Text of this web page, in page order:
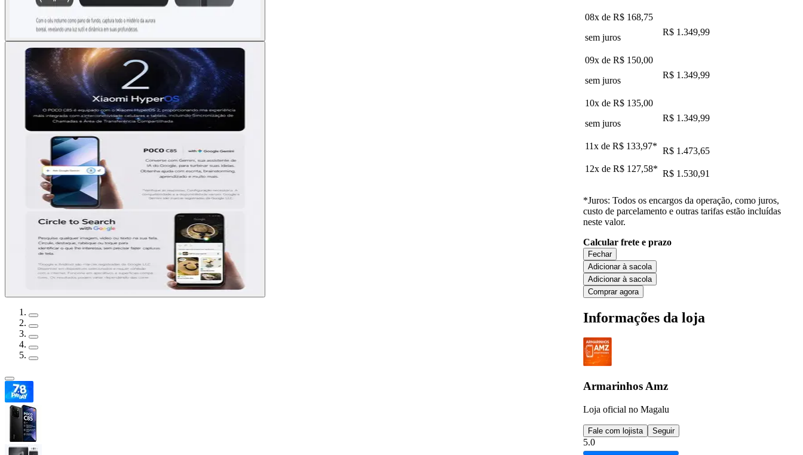
08x de R$ 168,75
sem juros
R$ 1.349,99
09x de R$ 150,00
sem juros
R$ 1.349,99
10x de R$ 135,00
sem juros
R$ 1.349,99
11x de R$ 133,97* R$ 1.473,65
12x de R$ 127,58* R$ 1.530,91
*Juros: Todos os encargos da operação, como juros,
custo de parcelamento e outras tarifas estão incluídas
neste valor.
Calcular frete e prazo
Fechar
Adicionar à sacola
Adicionar à sacola
Comprar agora
Informações da loja
Armarinhos Amz
Loja oficial no Magalu
Fale com lojista Seguir
5.0